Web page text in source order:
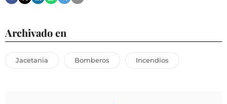
Archivado en
Jacetania Bomberos Incendios